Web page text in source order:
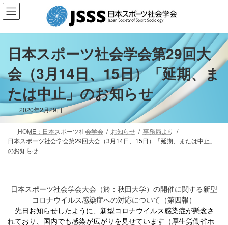
コ
ン
キ
プ
ナ
ビ
に
動
日本スポーツ社会学会第29回大
会（3月14日、15日）「延期、ま
たは中止」のお知らせ
2020年2月29日
HOME：日本スポーツ社会学会 お知らせ
事務局より
日本スポーツ社会学会第29回大会（3月14日、15日）「延期、または中止」
のお知らせ
日本スポーツ社会学会大会 （於：秋田大学） の開催に関する新型
コロナウイルス感染症への対応について（第四報）
先日お知らせしたように、新型コロナウイルス感染症が懸念さ
れており、国内でも感染が広がりを見せています（厚生労働省ホ